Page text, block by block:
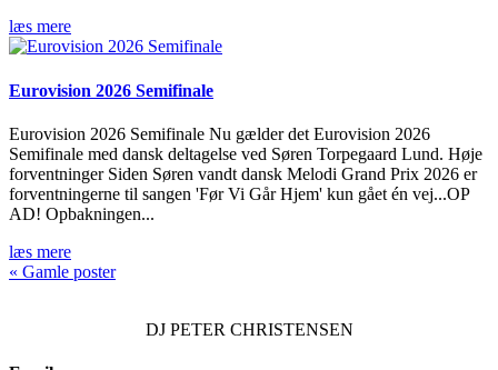
læs mere
Eurovision 2026 Semifinale
Eurovision 2026 Semifinale Nu gælder det Eurovision 2026
Semifinale med dansk deltagelse ved Søren Torpegaard Lund. Høje
forventninger Siden Søren vandt dansk Melodi Grand Prix 2026 er
forventningerne til sangen 'Før Vi Går Hjem' kun gået én vej...OP
AD! Opbakningen...
læs mere
« Gamle poster
DJPETER CHRISTENSEN